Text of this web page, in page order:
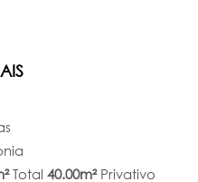
Total 40.00m²Privativo